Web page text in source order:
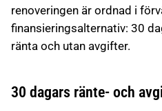
renoveringen är ordnad i
finansieringsalternativ: 30
ränta och utan avgifter.
30 dagars ränte- och